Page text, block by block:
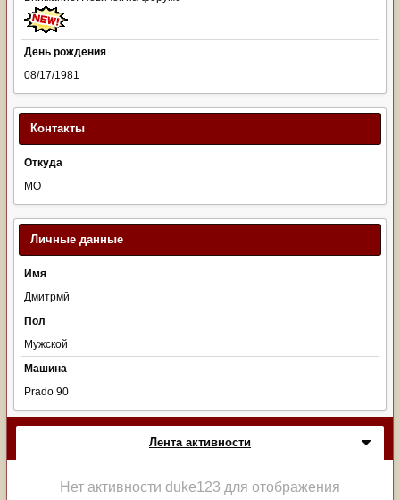
День рождения
08/17/1981
Контакты
Откуда
МО
Личные данные
Имя
Дмитрмй
Пол
Мужской
Машина
Prado 90
Лента активности
Нет активности duke123 для отображения